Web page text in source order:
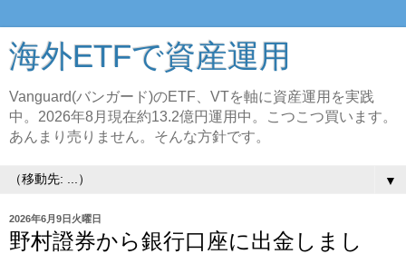
海外ETFで資産運用
Vanguard(バンガード)のETF、VTを軸に資産運用を実践
中。2026年8月現在約13.2億円運用中。こつこつ買います。
あんまり売りません。そんな方針です。
▼
2026年6月9日火曜日
野村證券から銀行口座に出金しまし